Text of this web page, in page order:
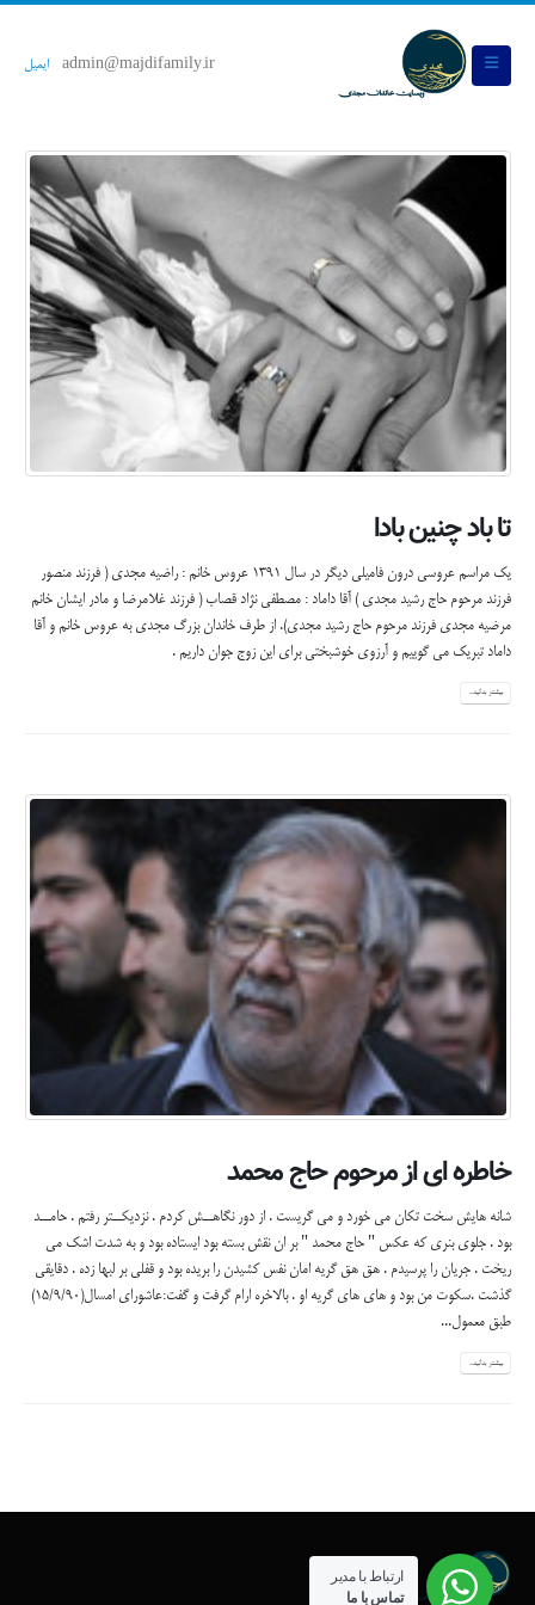
admin@majdifamily.ir ایمیل
تا باد چنین بادا
یک مراسم عروسی درون فامیلی دیگر در سال 1391 عروس خانم : راضیه مجدی ( فرزند منصور
فرزند مرحوم حاج رشید مجدی ) آقا داماد : مصطفی نژاد قصاب ( فرزند غلامرضا و مادر ایشان خانم
مرضیه مجدی فرزند مرحوم حاج رشید مجدی). از طرف خاندان بزرگ مجدی به عروس خانم و آقا
داماد تبریک می گوییم و آرزوی خوشبختی برای این زوج جوان داریم .
بیشتر بدانید...
خاطره ای از مرحوم حاج محمد
شانه هایش سخت تکان می خورد و می گریست . از دور نگاهــش کردم . نزدیکــتر رفتم . حامــد
بود . جلوی بنری که عکس " حاج محمد " بر ان نقش بسته بود ایستاده بود و به شدت اشک می
ریخت . جریان را پرسیدم . هق هق گریه امان نفس کشیدن را بریده بود و قفلی بر لبها زده . دقایقی
گذشت .سکوت من بود و های های گریه او . بالاخره ارام گرفت و گفت:عاشورای امسال(15/9/90)
طبق معمول...
بیشتر بدانید...
ارتباط با مدیر
تماس با ما